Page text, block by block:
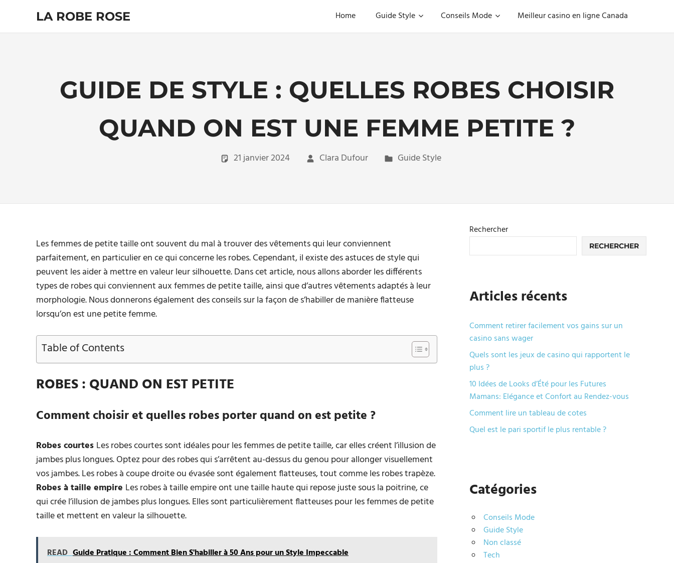
content
LA ROBE ROSE Home Guide Style Conseils Mode Meilleur casino en ligne Canada
GUIDE DE STYLE : QUELLES ROBES CHOISIR
QUAND ON EST UNE FEMME PETITE ?
21 janvier 2024 Clara Dufour Guide Style
Les femmes de petite taille ont souvent du mal à trouver des vêtements qui leur conviennent
parfaitement, en particulier en ce qui concerne les robes. Cependant, il existe des astuces de style qui
peuvent les aider à mettre en valeur leur silhouette. Dans cet article, nous allons aborder les différents
types de robes qui conviennent aux femmes de petite taille, ainsi que d’autres vêtements adaptés à leur
morphologie. Nous donnerons également des conseils sur la façon de s’habiller de manière flatteuse
lorsqu’on est une petite femme.
Table of Contents
ROBES : QUAND ON EST PETITE
Comment choisir et quelles robes porter quand on est petite ?
Robes courtes Les robes courtes sont idéales pour les femmes de petite taille, car elles créent l’illusion de
jambes plus longues. Optez pour des robes qui s’arrêtent au-dessus du genou pour allonger visuellement
vos jambes. Les robes à coupe droite ou évasée sont également flatteuses, tout comme les robes trapèze.
Robes à taille empire Les robes à taille empire ont une taille haute qui repose juste sous la poitrine, ce
qui crée l’illusion de jambes plus longues. Elles sont particulièrement flatteuses pour les femmes de petite
taille et mettent en valeur la silhouette.
READ Guide Pratique : Comment Bien S'habiller à 50 Ans pour un Style Impeccable
Rechercher
RECHERCHER
Articles récents
Comment retirer facilement vos gains sur un
casino sans wager
Quels sont les jeux de casino qui rapportent le
plus ?
10 Idées de Looks d’Été pour les Futures
Mamans: Elégance et Confort au Rendez-vous
Comment lire un tableau de cotes
Quel est le pari sportif le plus rentable ?
Catégories
Conseils Mode
Guide Style
Non classé
Tech